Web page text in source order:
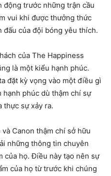
động trước những trận cầu
vui khi được thưởng thức
của đội bóng yêu thích.
của The Happiness
là một kiểu hạnh phúc.
đặt kỳ vọng vào một điều gì
phúc dù thậm chí sự
thực sự xảy ra.
Canon thậm chí sở hữu
những thông tin chuyên
của họ. Điều này tạo nên sự
của họ từ trước khi chúng